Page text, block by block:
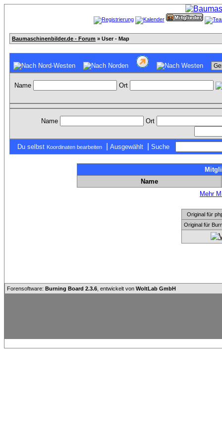
Baumaschinenbilder.de - Forum » User - Map
Name Ort
Name Ort
Du selbst Koordinaten bearbeiten Ausgewählt Suche
Name
Mehr
Original für
Original für
Forensoftware: Burning Board 2.3.6 , entwickelt von WoltLab GmbH